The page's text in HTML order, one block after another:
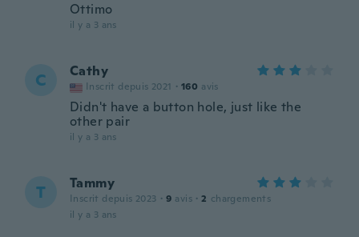
Ottimo
il y a 3 ans
C Cathy
Inscrit depuis 2021 · 160 avis
Didn't have a button hole, just like the
other pair
il y a 3 ans
T Tammy
Inscrit depuis 2023 · 9 avis · 2 chargements
il y a 3 ans